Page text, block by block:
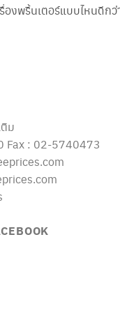
งพริ้นเตอร์แบบไหนดีกว่
ม
Fax : 02-5740473